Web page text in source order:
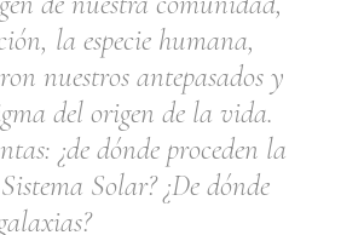
la especie humana,
nuestros antepasados y
del origen de la vida.
¿de dónde proceden la
Solar? ¿De dónde